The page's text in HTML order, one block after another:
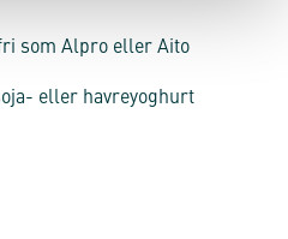
som Alpro eller Aito
eller havreyoghurt